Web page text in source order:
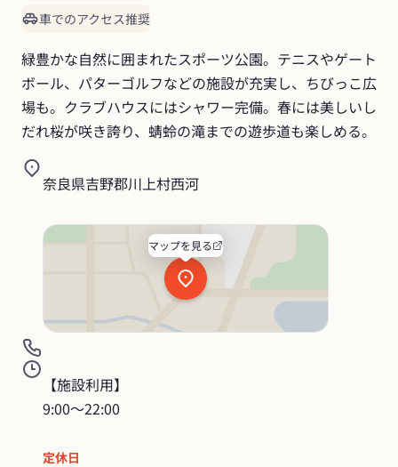
車でのアクセス推奨
緑豊かな自然に囲まれたスポーツ公園。テニスやゲート
ボール、パターゴルフなどの施設が充実し、ちびっこ広
場も。クラブハウスにはシャワー完備。春には美しいし
だれ桜が咲き誇り、蜻蛉の滝までの遊歩道も楽しめる。
奈良県吉野郡川上村西河
マップを見る
【施設利用】
9:00〜22:00
定休日